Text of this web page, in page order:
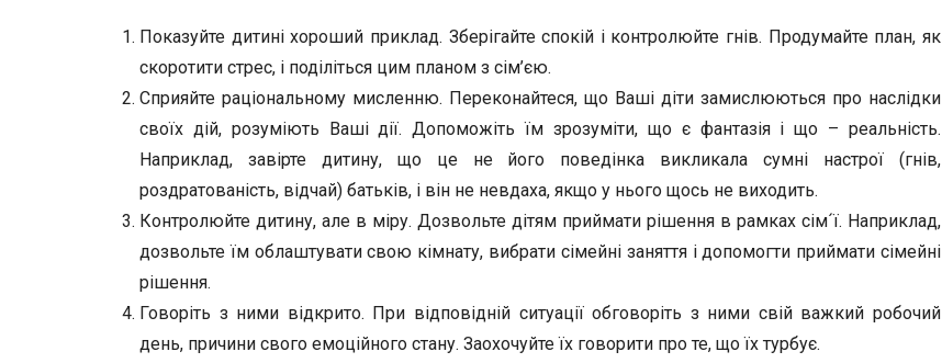
Показуйте дитині хороший приклад. Зберігайте спокій і контролюйте гнів. Продумайте план, як
скоротити стрес, і поділіться цим планом з сім’єю.
Сприяйте раціональному мисленню. Переконайтеся, що Ваші діти замислюються про наслідки
своїх дій, розуміють Ваші дії. Допоможіть їм зрозуміти, що є фантазія і що – реальність.
Наприклад, завірте дитину, що це не його поведінка викликала сумні настрої (гнів,
роздратованість, відчай) батьків, і він не невдаха, якщо у нього щось не виходить.
Контролюйте дитину, але в міру. Дозвольте дітям приймати рішення в рамках сім´ї. Наприклад,
дозвольте їм облаштувати свою кімнату, вибрати сімейні заняття і допомогти приймати сімейні
рішення.
Говоріть з ними відкрито. При відповідній ситуації обговоріть з ними свій важкий робочий
день, причини свого емоційного стану. Заохочуйте їх говорити про те, що їх турбує.